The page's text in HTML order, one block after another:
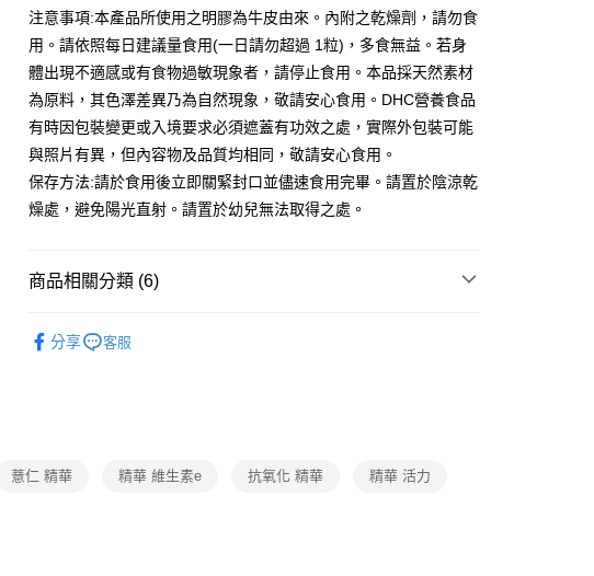
常溫-付款後全家取貨
免運費
注意事項:本產品所使用之明膠為牛皮由來。內附之乾燥劑，請勿食
用。請依照每日建議量食用(一日請勿超過 1粒)，多食無益。若身
體出現不適感或有食物過敏現象者，請停止食用。本品採天然素材
為原料，其色澤差異乃為自然現象，敬請安心食用。DHC營養食品
有時因包裝變更或入境要求必須遮蓋有功效之處，實際外包裝可能
與照片有異，但內容物及品質均相同，敬請安心食用。
保存方法:請於食用後立即關緊封口並儘速食用完畢。請置於陰涼乾
燥處，避免陽光直射。請置於幼兒無法取得之處。
商品相關分類 (6)
分享 客服
薏仁 精華 精華 維生素e 抗氧化 精華 精華 活力